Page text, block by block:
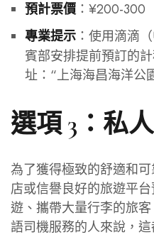
預計票價：¥200-300
專業提示：使用滴滴
賓部安排提前預訂的
址：“上海海昌海洋公
選項 3：私
為了獲得極致的舒適和
店或信譽良好的旅遊平
遊、攜帶大量行李的旅
語司機服務的人來說，